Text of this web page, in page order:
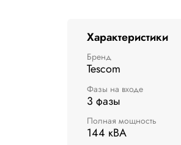
Характеристики
Бренд
Tescom
Фазы на входе
3 фазы
Полная мощность
144 кВА